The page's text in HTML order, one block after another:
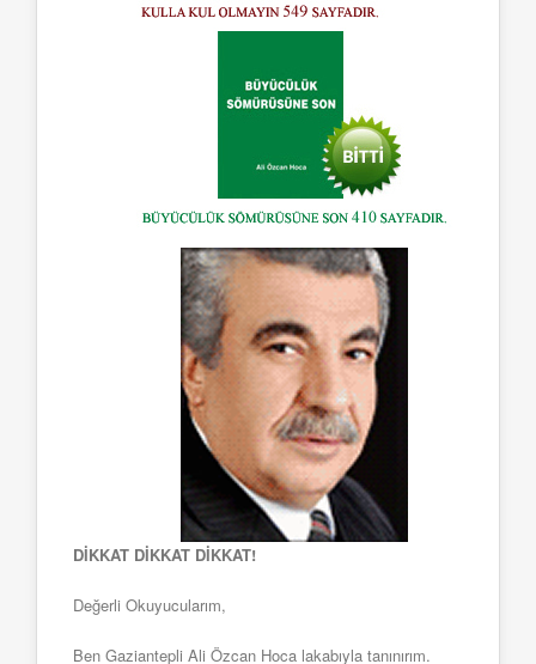
DİKKAT DİKKAT DİKKAT!
Değerli Okuyucularım,
Ben Gaziantepli Ali Özcan Hoca lakabıyla tanınırım.